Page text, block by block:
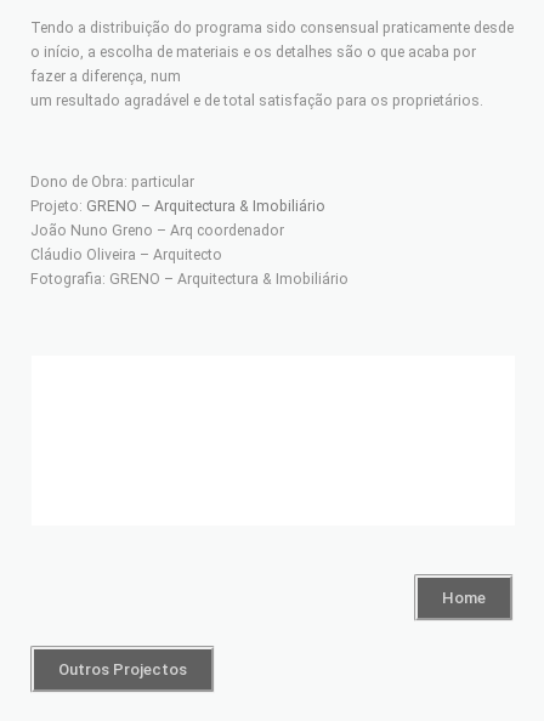
Tendo a distribuição do programa sido consensual praticamente desde
o início, a escolha de materiais e os detalhes são o que acaba por
fazer a diferença, num
um resultado agradável e de total satisfação para os proprietários.
Dono de Obra: particular
Projeto: GRENO – Arquitectura & Imobiliário
João Nuno Greno – Arq coordenador
Cláudio Oliveira – Arquitecto
Fotografia: GRENO – Arquitectura & Imobiliário
Home
Outros Projectos